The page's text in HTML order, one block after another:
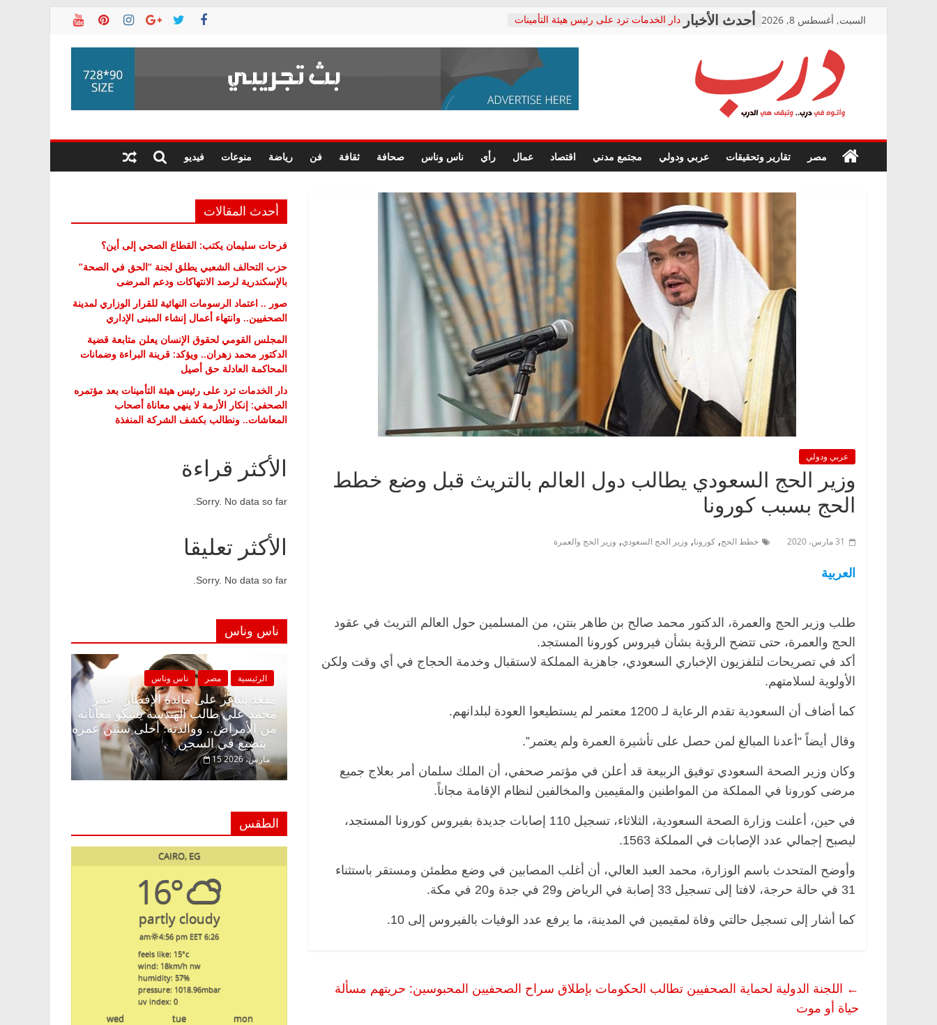
السبت, أغسطس 8, 2026
دار الخدمات ترد على رئيس هيئة التأمينات
معاناة أصحاب المعاشات.. ونطالب بكشف
فرحات سليمان يكتب: القطاع الصحي إلى
حزب التحالف الشعبي يطلق لجنة “الحق
صور .. اعتماد الرسومات النهائية للقرار
الوزاري لمدينة الصحفيين.. وانتهاء أعمال
إنشاء المبنى الإداري
متابعة قضية الدكتور محمد زهران.. ويؤكد:
قرينة البراءة وضمانات المحاكمة العادلة
حق أصيل
درب
في
درب..
مصر تقارير وتحقيقات عربي ودولي مجتمع مدني اقتصاد عمال رأي ناس وناس صحافة ثقافة فن رياضة منوعات فيديو
عربي ودولي
وزير الحج السعودي يطالب دول العالم بالتريث قبل وضع خطط
الحج بسبب كورونا
31 مارس، 2020 خطط الحج, كورونا, وزير الحج السعودي, وزير الحج والعمرة
العربية
طلب وزير الحج والعمرة، الدكتور محمد صالح بن طاهر بنتن، من المسلمين حول العالم التريث في عقود
الحج والعمرة، حتى تتضح الرؤية بشأن فيروس كورونا المستجد.
أكد في تصريحات لتلفزيون الإخباري السعودي، جاهزية المملكة لاستقبال وخدمة الحجاج في أي وقت ولكن
الأولوية لسلامتهم.
كما أضاف أن السعودية تقدم الرعاية لـ 1200 معتمر لم يستطيعوا العودة لبلدانهم.
وقال أيضاً “أعدنا المبالغ لمن حصل على تأشيرة العمرة ولم يعتمر”.
وكان وزير الصحة السعودي توفيق الربيعة قد أعلن في مؤتمر صحفي، أن الملك سلمان أمر بعلاج جميع
مرضى كورونا في المملكة من المواطنين والمقيمين والمخالفين لنظام الإقامة مجاناً.
في حين، أعلنت وزارة الصحة السعودية، الثلاثاء، تسجيل 110 إصابات جديدة بفيروس كورونا المستجد،
ليصبح إجمالي عدد الإصابات في المملكة 1563.
وأوضح المتحدث باسم الوزارة، محمد العبد العالي، أن أغلب المصابين في وضع مطمئن ومستقر باستثناء
31 في حالة حرجة، لافتا إلى تسجيل 33 إصابة في الرياض و29 في جدة و20 في مكة.
كما أشار إلى تسجيل حالتي وفاة لمقيمين في المدينة، ما يرفع عدد الوفيات بالفيروس إلى 10.
← اللجنة الدولية لحماية الصحفيين تطالب الحكومات بإطلاق سراح الصحفيين المحبوسين: حريتهم مسألة
حياة أو موت
أحدث المقالات
فرحات سليمان يكتب: القطاع الصحي إلى أين؟
حزب التحالف الشعبي يطلق لجنة “الحق في الصحة”
بالإسكندرية لرصد الانتهاكات ودعم المرضى
صور .. اعتماد الرسومات النهائية للقرار الوزاري لمدينة
الصحفيين.. وانتهاء أعمال إنشاء المبنى الإداري
المجلس القومي لحقوق الإنسان يعلن متابعة قضية
الدكتور محمد زهران.. ويؤكد: قرينة البراءة وضمانات
المحاكمة العادلة حق أصيل
دار الخدمات ترد على رئيس هيئة التأمينات بعد مؤتمره
الصحفي: إنكار الأزمة لا ينهي معاناة أصحاب
المعاشات.. ونطالب بكشف الشركة المنفذة
الأكثر قراءة
Sorry. No data so far.
الأكثر تعليقا
Sorry. No data so far.
ناس وناس
الرئيسية مصر
مقعد شاغر على مائدة
محمد علي طالب الهندسة
من الأمراض.. ووالدته:
بتضيع في السجن
15 مارس، 2026
ناس وناس
مقعد شاغر على الإفطار وبلكونة بلا زينة
رمضان.. د. عبدالخالق فاروق خبير
اقتصادي في انتظار حلم الحرية ولمة
حسين عبدالهادي فارس مقاومة
(بروفايل)
في ذكرى رحيله.. د. نور فرحات فقيه
قانوني دافع عن قضايا الوطن وانحاز
للحرية (بروفايل)
فاروق.. خبير اقتصادي
ميلاده وحيداً على أبواب
الطقس
CAIRO, EG
16°
partly cloudy
6:26 am
4:56 pm EET
feels like: 15°c
wind: 18km/h nw
humidity: 57%
pressure: 1018.96mbar
uv index: 0
mon
tue
wed